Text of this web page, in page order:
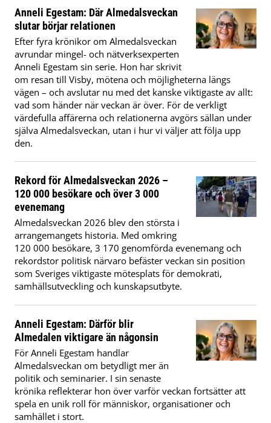
Anneli Egestam: Där Almedalsveckan
slutar börjar relationen
Efter fyra krönikor om Almedalsveckan
avrundar mingel- och nätverksexperten
Anneli Egestam sin serie. Hon har skrivit
om resan till Visby, mötena och möjligheterna längs
vägen – och avslutar nu med det kanske viktigaste av allt:
vad som händer när veckan är över. För de verkligt
värdefulla affärerna och relationerna avgörs sällan under
själva Almedalsveckan, utan i hur vi väljer att följa upp
den.
Rekord för Almedalsveckan 2026 –
120 000 besökare och över 3 000
evenemang
Almedalsveckan 2026 blev den största i
arrangemangets historia. Med omkring
120 000 besökare, 3 170 genomförda evenemang och
rekordstor politisk närvaro befäster veckan sin position
som Sveriges viktigaste mötesplats för demokrati,
samhällsutveckling och kunskapsutbyte.
Anneli Egestam: Därför blir
Almedalen viktigare än någonsin
För Anneli Egestam handlar
Almedalsveckan om betydligt mer än
politik och seminarier. I sin senaste
krönika reflekterar hon över varför veckan fortsätter att
spela en unik roll för människor, organisationer och
samhället i stort.